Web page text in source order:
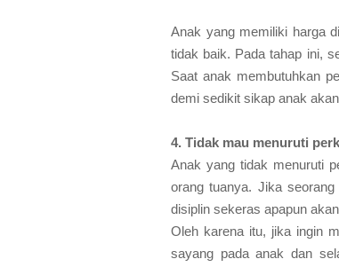
Anak yang memiliki harga
tidak baik. Pada tahap ini,
Saat anak membutuhkan
demi sedikit sikap anak
4. Tidak mau menuruti
Anak yang tidak menuruti
orang tuanya. Jika
disiplin sekeras apapun
Oleh karena itu, jika ingin
sayang pada anak dan